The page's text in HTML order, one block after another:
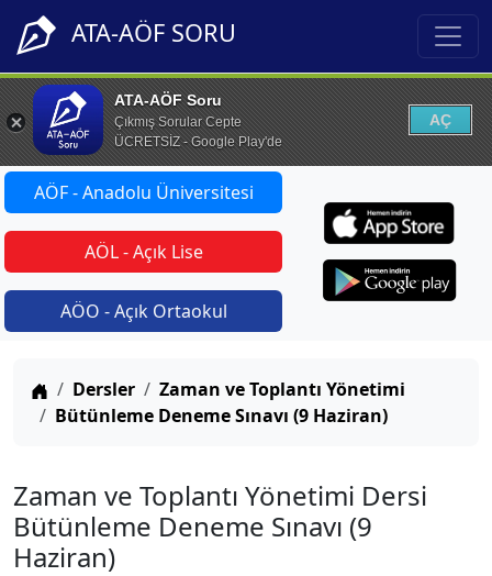
ATA-AÖF SORU
ATA-AÖF Soru
Çıkmış Sorular Cepte
ÜCRETSİZ - Google Play'de
AÇ
AÖF - Anadolu Üniversitesi
AÖL - Açık Lise
AÖO - Açık Ortaokul
Anasayfa
Dersler
Zaman ve Toplantı Yönetimi
Bütünleme Deneme Sınavı (9 Haziran)
Zaman ve Toplantı Yönetimi Dersi
Bütünleme Deneme Sınavı (9
Haziran)